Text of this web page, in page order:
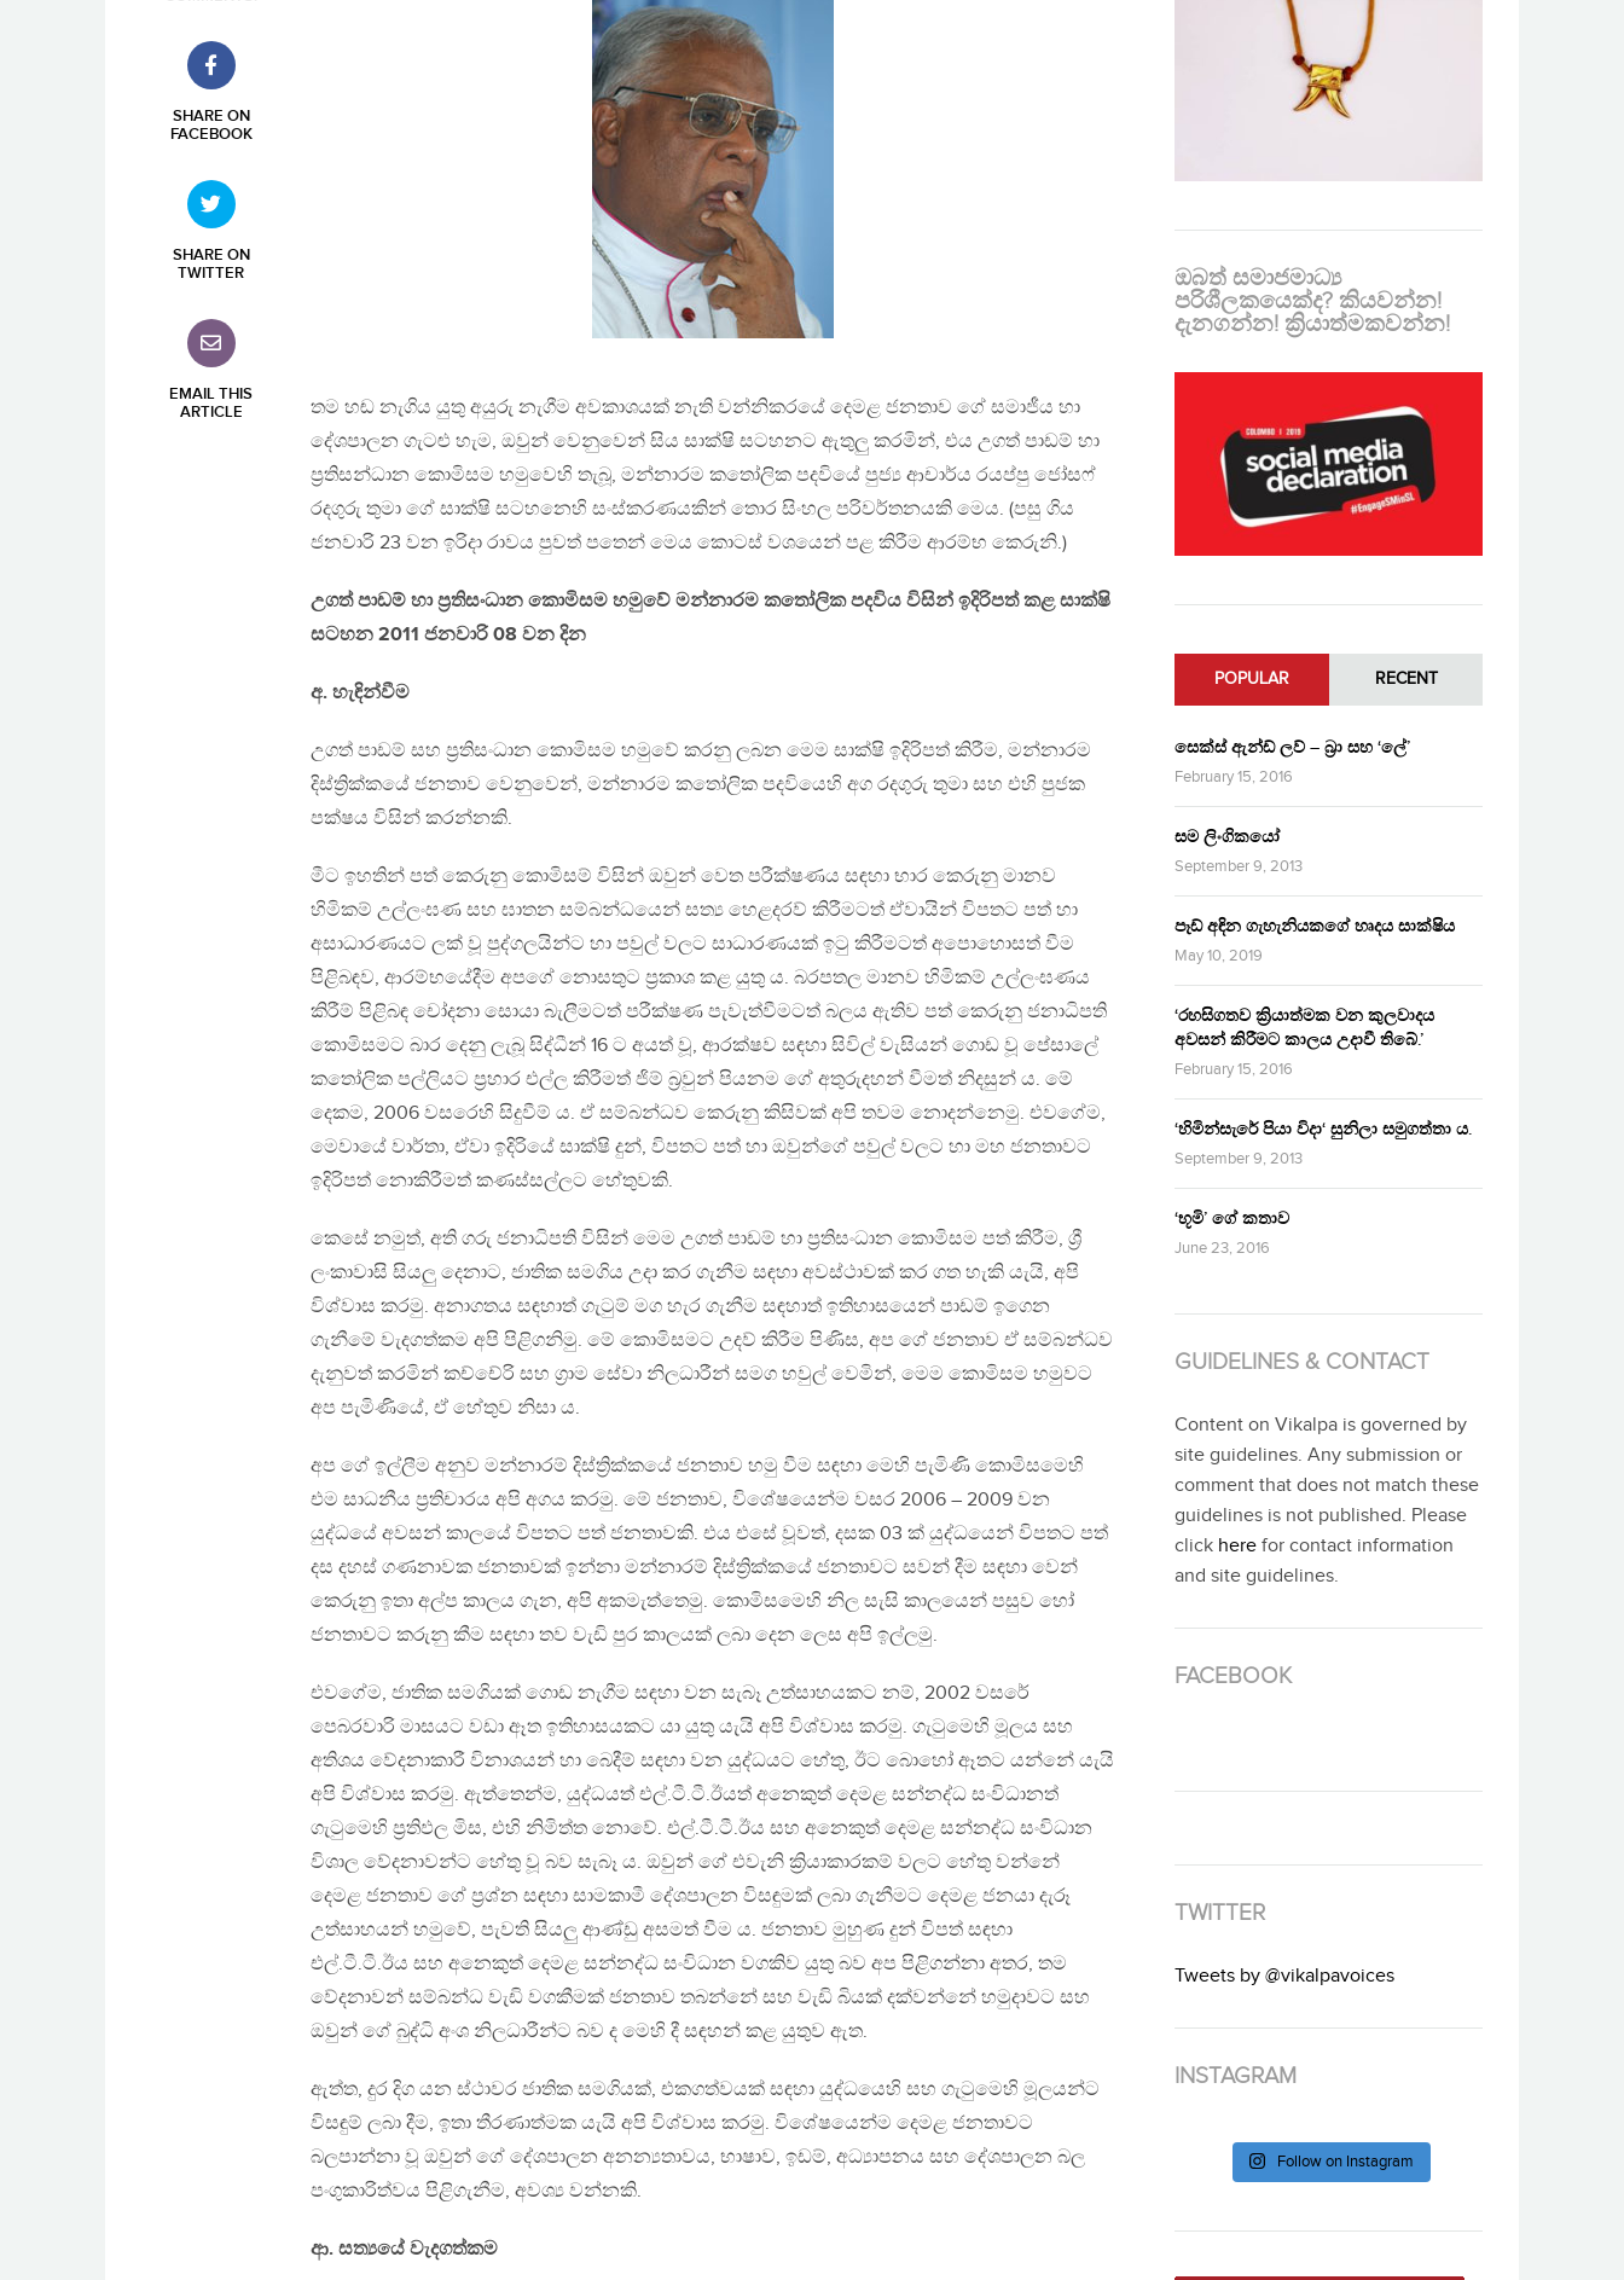
SHARE ON
FACEBOOK
SHARE ON
TWITTER
EMAIL THIS
ARTICLE
තම හඬ නැගිය යුතු අයුරු නැගීම අවකාශයක් නැති වන්නිකරයේ දෙමළ ජනතාව ගේ සමාජීය හා
දේශපාලන ගැටළු හැම, ඔවුන් වෙනුවෙන් සිය සාක්ෂි සටහනට ඇතුලු කරමින්, එය උගත් පාඩම් හා
ප්‍රතිසන්ධාන කොමිසම හමුවෙහි තැබූ, මන්නාරම කතෝලික පදවියේ පුජ්‍ය ආචාර්ය රයප්පු ජෝසෆ්
රදගුරු තුමා ගේ සාක්ෂි සටහනෙහි සංස්කරණයකින් තොර සිංහල පරිවර්තනයකි මෙය. (පසු ගිය
ජනවාරි 23 වන ඉරිදා රාවය පුවත් පතෙන් මෙය කොටස් වශයෙන් පළ කිරීම ආරම්භ කෙරුනි.)
උගත් පාඩම් හා ප්‍රතිසංධාන කොමිසම හමුවේ මන්නාරම කතෝලික පදවිය විසින් ඉදිරිපත් කළ සාක්ෂි
සටහන 2011 ජනවාරි 08 වන දින
අ. හැඳින්වීම
උගත් පාඩම් සහ ප්‍රතිසංධාන කොමිසම හමුවේ කරනු ලබන මෙම සාක්ෂි ඉදිරිපත් කිරීම, මන්නාරම
දිස්ත්‍රික්කයේ ජනතාව වෙනුවෙන්, මන්නාරම කතෝලික පදවියෙහි අග රදගුරු තුමා සහ එහි පුජක
පක්ෂය විසින් කරන්නකි.
මීට ඉහතින් පත් කෙරුනු කොමිසම් විසින් ඔවුන් වෙත පරීක්ෂණය සඳහා භාර කෙරුනු මානව
හිමිකම් උල්ලංඝණ සහ ඝාතන සම්බන්ධයෙන් සත්‍ය හෙළදරව් කිරීමටත් ඒවායින් විපතට පත් හා
අසාධාරණයට ලක් වූ පුද්ගලයින්ට හා පවුල් වලට සාධාරණයක් ඉටු කිරීමටත් අපොහොසත් වීම
පිළිබඳව, ආරම්භයේදීම අපගේ නොසතුට ප්‍රකාශ කළ යුතු ය. බරපතල මානව හිමිකම් උල්ලංඝණය
කිරීම් පිළිබඳ චෝදනා සොයා බැලීමටත් පරීක්ෂණ පැවැත්වීමටත් බලය ඇතිව පත් කෙරුනු ජනාධිපති
කොමිසමට බාර දෙනු ලැබූ සිද්ධීන් 16 ට අයත් වූ, ආරක්ෂව සඳහා සිවිල් වැසියන් ගොඩ වූ පේසාලේ
කතෝලික පල්ලියට ප්‍රහාර එල්ල කිරීමත් ජිම් බ්‍රවුන් පියනම ගේ අතුරුදහන් වීමත් නිදසුන් ය. මේ
දෙකම, 2006 වසරෙහි සිදුවීම් ය. ඒ සම්බන්ධව කෙරුනු කිසිවක් අපි තවම නොදන්නෙමු. එවගේම,
මෙවායේ වාර්තා, ඒවා ඉදිරියේ සාක්ෂි දුන්, විපතට පත් හා ඔවුන්ගේ පවුල් වලට හා මහ ජනතාවට
ඉදිරිපත් නොකිරීමත් කණස්සල්ලට හේතුවකි.
කෙසේ නමුත්, අති ගරු ජනාධිපති විසින් මෙම උගත් පාඩම් හා ප්‍රතිසංධාන කොමිසම පත් කිරීම, ශ්‍රී
ලංකාවාසි සියලු දෙනාට, ජාතික සමගිය උදා කර ගැනීම සඳහා අවස්ථාවක් කර ගත හැකි යැයි, අපි
විශ්වාස කරමු. අනාගතය සඳහාත් ගැටුම් මග හැර ගැනීම සඳහාත් ඉතිහාසයෙන් පාඩම් ඉගෙන
ගැනීමේ වැදගත්කම අපි පිළිගනිමු. මේ කොමිසමට උදව් කිරීම පිණිස, අප ගේ ජනතාව ඒ සම්බන්ධව
දැනුවත් කරමින් කච්චේරි සහ ග්‍රාම සේවා නිලධාරීන් සමග හවුල් වෙමින්, මෙම කොමිසම හමුවට
අප පැමිණියේ, ඒ හේතුව නිසා ය.
අප ගේ ඉල්ලීම අනුව මන්නාරම් දිස්ත්‍රික්කයේ ජනතාව හමු වීම සඳහා මෙහි පැමිණි කොමිසමෙහි
එම සාධනීය ප්‍රතිචාරය අපි අගය කරමු. මේ ජනතාව, විශේෂයෙන්ම වසර 2006 – 2009 වන
යුද්ධයේ අවසන් කාලයේ විපතට පත් ජනතාවකි. එය එසේ වූවත්, දසක 03 ක් යුද්ධයෙන් විපතට පත්
දස දහස් ගණනාවක ජනතාවක් ඉන්නා මන්නාරම් දිස්ත්‍රික්කයේ ජනතාවට සවන් දීම සඳහා වෙන්
කෙරුනු ඉතා අල්ප කාලය ගැන, අපි අකමැත්තෙමු. කොමිසමෙහි නිල සැසි කාලයෙන් පසුව හෝ
ජනතාවට කරුනු කීම සඳහා තව වැඩි පුර කාලයක් ලබා දෙන ලෙස අපි ඉල්ලමු.
එවගේම, ජාතික සමගියක් ගොඩ නැගීම සඳහා වන සැබෑ උත්සාහයකට නම්, 2002 වසරේ
පෙබරවාරි මාසයට වඩා ඈත ඉතිහාසයකට යා යුතු යැයි අපි විශ්වාස කරමු. ගැටුමෙහි මූලය සහ
අතිශය වේදනාකාරී විනාශයන් හා බෙදීම් සඳහා වන යුද්ධයට හේතු, ඊට බොහෝ ඈතට යන්නේ යැයි
අපි විශ්වාස කරමු. ඇත්තෙන්ම, යුද්ධයත් එල්.ටී.ටී.ඊයත් අනෙකුත් දෙමළ සන්නද්ධ සංවිධානත්
ගැටුමෙහි ප්‍රතිඵල මිස, එහි නිමිත්ත නොවේ. එල්.ටී.ටී.ඊය සහ අනෙකුත් දෙමළ සන්නද්ධ සංවිධාන
විශාල වේදනාවන්ට හේතු වූ බව සැබෑ ය. ඔවුන් ගේ එවැනි ක්‍රියාකාරකම් වලට හේතු වන්නේ
දෙමළ ජනතාව ගේ ප්‍රශ්න සඳහා සාමකාමී දේශපාලන විසඳුමක් ලබා ගැනීමට දෙමළ ජනයා දැරූ
උත්සාහයන් හමුවේ, පැවති සියලු ආණ්ඩු අසමත් වීම ය. ජනතාව මුහුණ දුන් විපත් සඳහා
එල්.ටී.ටී.ඊය සහ අනෙකුත් දෙමළ සන්නද්ධ සංවිධාන වගකිව යුතු බව අප පිළිගන්නා අතර, තම
වේදනාවන් සම්බන්ධ වැඩි වගකීමක් ජනතාව තබන්නේ සහ වැඩි බියක් දක්වන්නේ හමුදාවට සහ
ඔවුන් ගේ බුද්ධි අංශ නිලධාරීන්ට බව ද මෙහි දී සඳහන් කළ යුතුව ඇත.
ඇත්ත, දුර දිග යන ස්ථාවර ජාතික සමගියක්, එකගත්වයක් සඳහා යුද්ධයෙහි සහ ගැටුමෙහි මූලයන්ට
විසඳුම් ලබා දීම, ඉතා තීරණාත්මක යැයි අපි විශ්වාස කරමු. විශේෂයෙන්ම දෙමළ ජනතාවට
බලපාන්නා වූ ඔවුන් ගේ දේශපාලන අනන්‍යතාවය, භාෂාව, ඉඩම්, අධ්‍යාපනය සහ දේශපාලන බල
පංගුකාරිත්වය පිළිගැනීම, අවශ්‍ය වන්නකි.
ආ. සත්‍යයේ වැදගත්කම
ඔබත් සමාජමාධ්‍ය
පරිශීලකයෙක්ද? කියවන්න!
දැනගන්න! ක්‍රියාත්මකවන්න!
POPULAR RECENT
සෙක්ස් ඇන්ඩ් ලව් – බ්‍රා සහ ‘ලේ’
February 15, 2016
සම ලිංගිකයෝ
September 9, 2013
පෑඩ් අඳින ගැහැනියකගේ හෘදය සාක්ෂිය
May 10, 2019
‘රහසිගතව ක්‍රියාත්මක වන කුලවාදය
අවසන් කිරීමට කාලය උදාවී තිබේ.’
February 15, 2016
‘හිමින්සැරේ පියා විදා‘ සුනිලා සමුගත්තා ය.
September 9, 2013
‘භූමි’ ගේ කතාව
June 23, 2016
GUIDELINES & CONTACT
Content on Vikalpa is governed by
site guidelines. Any submission or
comment that does not match these
guidelines is not published. Please
click here for contact information
and site guidelines.
FACEBOOK
TWITTER
Tweets by @vikalpavoices
INSTAGRAM
Follow on Instagram